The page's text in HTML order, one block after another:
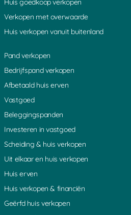
Huis goedkoop verkopen
Verkopen met overwaarde
Huis verkopen vanuit buitenland
Pand verkopen
Bedrijfspand verkopen
Afbetaald huis erven
Vastgoed
Beleggingspanden
Investeren in vastgoed
Scheiding & huis verkopen
Uit elkaar en huis verkopen
Huis erven
Huis verkopen & financiën
Geërfd huis verkopen